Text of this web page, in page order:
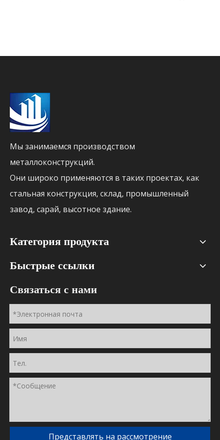
Мы занимаемся производством
металлоконструкций.
Они широко применяются в таких проектах, как
стальная конструкция, склад, промышленный
завод, сарай, высотное здание.
Категория продукта
Быстрые ссылки
Связаться с нами
Представлять на рассмотрение